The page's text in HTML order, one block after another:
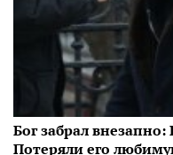
Бог забрал
Потеряли его